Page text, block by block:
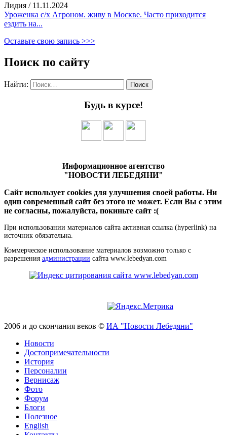
Лидия / 11.11.2024
Уроженка с/х Агроном. живу в Москве. Часто приходится
ездить на...
Оставьте свою запись >>>
Поиск по сайту
Найти:
Будь в курсе!
Информационное агентство
"НОВОСТИ ЛЕБЕДЯНИ"
Сайт использует cookies для улучшения своей работы. Ни
один современный сайт без этого не может. Если Вы с этим
не согласны, пожалуйста, покиньте сайт :(
При использовании материалов сайта активная ссылка (hyperlink) на
источник обязательна.
Коммерческое использование материалов возможно только с
разрешения администрации сайта www.lebedyan.com
2006 и до скончания веков © ИА "Новости Лебедяни"
Новости
Достопримечательности
История
Персоналии
Вернисаж
Фото
Форум
Блоги
Полезное
English